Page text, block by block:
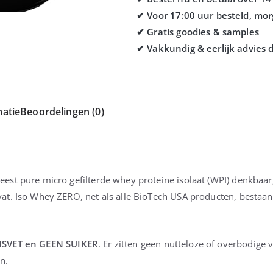
Beoordelingen (0)
pure micro gefilterde whey proteine isolaat (WPI)
Iso Whey ZERO, net als alle BioTech USA producten,
en GEEN SUIKER. Er zitten geen nutteloze of